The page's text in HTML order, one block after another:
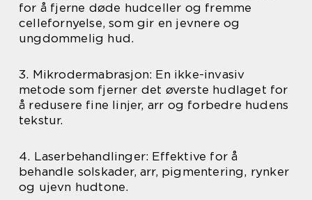
for å fjerne døde hudceller og fremme
cellefornyelse, som gir en jevnere og
ungdommelig hud.
3. Mikrodermabrasjon: En ikke-invasiv
metode som fjerner det øverste hudlaget for
å redusere fine linjer, arr og forbedre hudens
tekstur.
4. Laserbehandlinger: Effektive for å
behandle solskader, arr, pigmentering, rynker
og ujevn hudtone.